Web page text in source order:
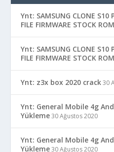
Ynt: SAMSUNG CLONE S10
FILE FIRMWARE STOCK ROM
Ynt: SAMSUNG CLONE S10
FILE FIRMWARE STOCK ROM
Ynt: z3x box 2020 crack 30
Ynt: General Mobile 4g
Yükleme 30 Ağustos 2020
Ynt: General Mobile 4g
Yükleme 30 Ağustos 2020